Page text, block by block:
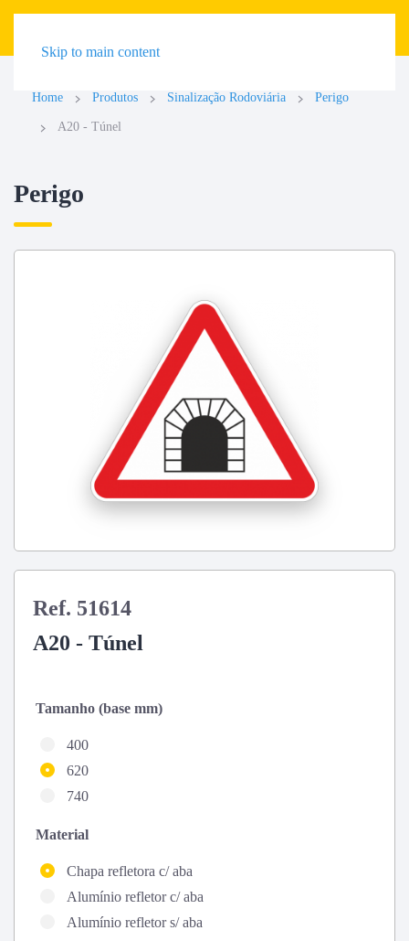
Skip to main content
Home Produtos Sinalização Rodoviária Perigo
A20 - Túnel
Perigo
Ref. 51614
A20 - Túnel
Tamanho (base mm)
400
620
740
Material
Chapa refletora c/ aba
Alumínio refletor c/ aba
Alumínio refletor s/ aba